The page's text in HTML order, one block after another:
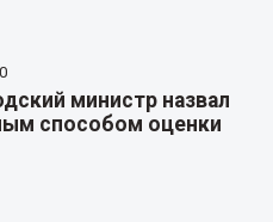
министр назвал
способом оценки